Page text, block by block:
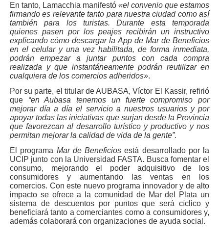
Suscribirme gratis
Dirección de correo electrónico*
Nombre
En tanto, Lamacchia manifestó «el convenio que estamos
firmando es relevante tanto para nuestra ciudad como así
también para los turistas. Durante esta temporada
quienes pasen por los peajes recibirán un instructivo
explicando cómo descargar la App de Mar de Beneficios
en el celular y una vez habilitada, de forma inmediata,
podrán empezar a juntar puntos con cada compra
realizada y que instantáneamente podrán reutilizar en
cualquiera de los comercios adheridos».
Por su parte, el titular de AUBASA, Víctor El Kassir, refirió
que “en Aubasa tenemos un fuerte compromiso por
mejorar día a día el servicio a nuestros usuarios y por
apoyar todas las iniciativas que surjan desde la Provincia
que favorezcan al desarrollo turístico y productivo y nos
permitan mejorar la calidad de vida de la gente”.
El programa Mar de Beneficios está desarrollado por la
UCIP junto con la Universidad FASTA. Busca fomentar el
consumo, mejorando el poder adquisitivo de los
consumidores y aumentando las ventas en los
comercios. Con este nuevo programa innovador y de alto
impacto se ofrece a la comunidad de Mar del Plata un
sistema de descuentos por puntos que será cíclico y
beneficiará tanto a comerciantes como a consumidores y,
además colaborará con organizaciones de ayuda social.